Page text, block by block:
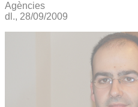
Agències
dl., 28/09/2009